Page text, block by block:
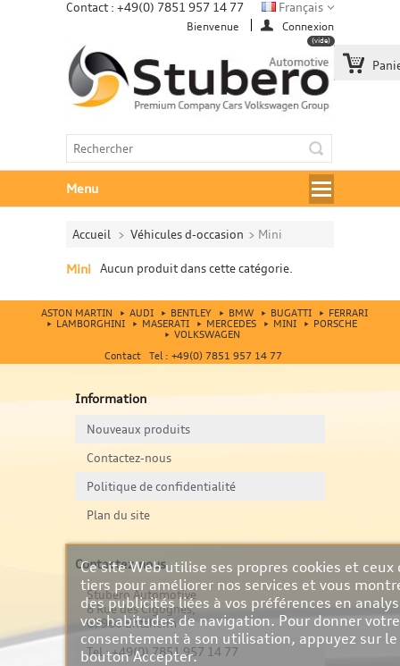
Contact : +49(0) 7851 957 14 77
(vide)
Bienvenue Connexion
Français
Menu
Accueil > Véhicules d-occasion > Mini
Mini Aucun produit dans cette catégorie.
ASTON MARTIN AUDI BENTLEY BMW BUGATTI
FERRARI
LAMBORGHINI
MASERATI MERCEDES MINI
PORSCHE
VOLKSWAGEN
Contact Tel : +49(0) 7851 957 14 77
Information
Nouveaux produits
Contactez-nous
Politique de confidentialité
Plan du site
Contactez-nous
Stubero Automotive
8 Rue des Cigognes,
67960 Entzheim
Tel : +49(0) 7851 957 14 77
Ce site Web utilise ses propres cookies et ceux
tiers pour améliorer nos services et vous
des publicités liées à vos préférences en
vos habitudes de navigation. Pour donner votre
consentement à son utilisation, appuyez sur le
bouton Accepter.